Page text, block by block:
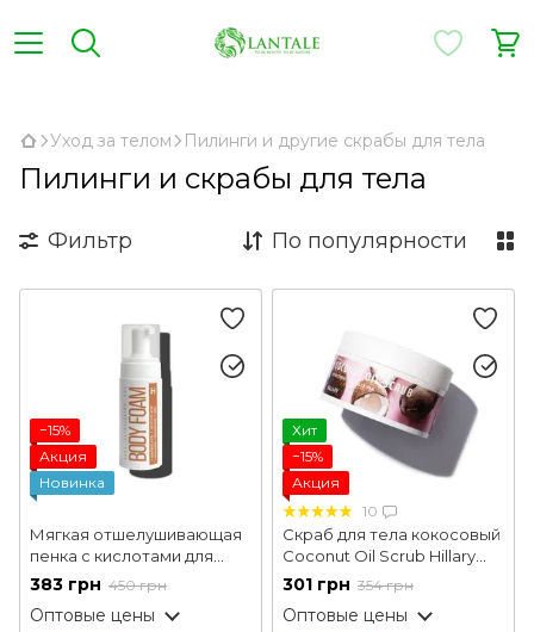
Уход за телом Пилинги и другие скрабы для тела
Пилинги и скрабы для тела
Фильтр По популярности
−15%
Акция
Новинка
Мягкая отшелушивающая
пенка с кислотами для
тела Soft Exfoliation AHA
Body Foam Hillary 150 мл
383 грн 450 грн
Оптовые цены
Хит
−15%
Акция
10
Скраб для тела кокосовый
Coconut Oil Scrub Hillary
200 г
301 грн 354 грн
Оптовые цены